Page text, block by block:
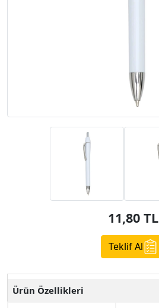
11,80 TL
Teklif Al
Ürün Özellikleri